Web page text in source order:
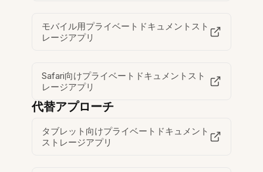
モバイル用プライベートドキュメントスト
レージアプリ
Safari向けプライベートドキュメントスト
レージアプリ
代替アプローチ
タブレット向けプライベートドキュメント
ストレージアプリ